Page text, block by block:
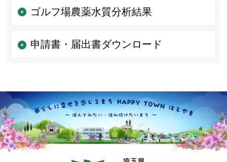
ゴルフ場農薬水質分析結果
申請書・届出書ダウンロード